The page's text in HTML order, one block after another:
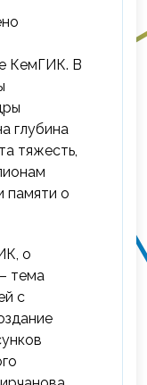
КемГИК. В
глубина
тяжесть,
памяти о
о
тема
с